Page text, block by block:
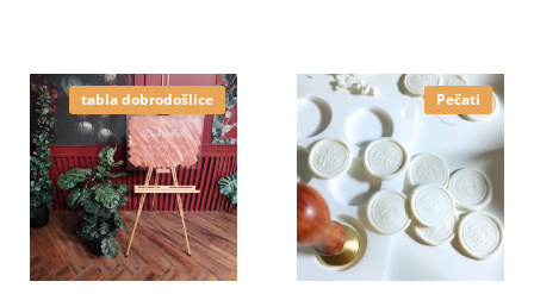
tabla dobrodošlice Pečati